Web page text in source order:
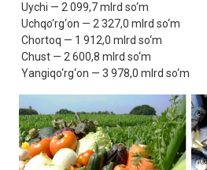
Uychi — 2 099,7 mlrd so‘m
Uchqo‘rg‘on — 2 327,0 mlrd so‘m
Chortoq — 1 912,0 mlrd so‘m
Chust — 2 600,8 mlrd so‘m
Yangiqo‘rg‘on — 3 978,0 mlrd so‘m